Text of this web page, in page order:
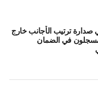
صدارة ترتيب الأجانب خارج
في الضمان